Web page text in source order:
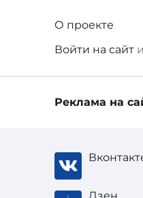
О проекте
Войти на сайт
Реклама на